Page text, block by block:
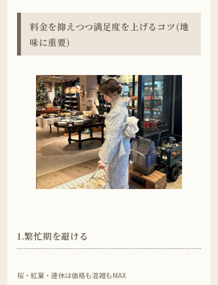
料金を抑えつつ満足度を上げるコツ(地
味に重要)
1.繁忙期を避ける
桜・紅葉・連休は価格も混雑もMAX